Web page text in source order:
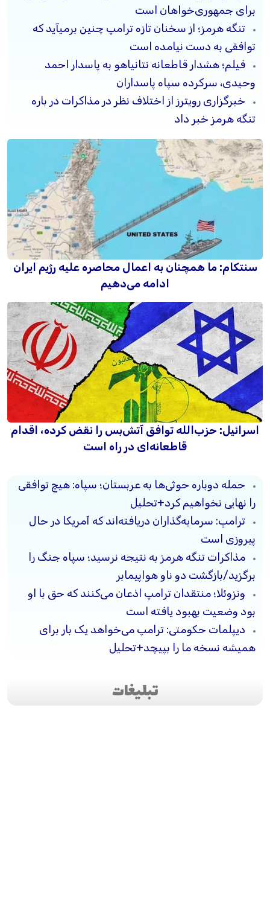
برای جمهوری‌خواهان است
تنگه هرمز؛ از سخنان تازه ترامپ چنین برمیآید که
توافقی به دست نیامده است
فیلم؛ هشدار قاطعانه نتانیاهو به پاسدار احمد
وحیدی، سرکرده سپاه پاسداران
خبرگزاری رویترز از اختلاف نظر در مذاکرات در باره
تنگه هرمز خبر داد
سنتکام: ما همچنان به اعمال محاصره علیه رژیم ایران
ادامه می‌دهیم
اسرائیل: حزب‌الله توافق آتش‌بس را نقض کرده، اقدام
قاطعانه‌ای در راه است
حمله دوباره حوثی‌ها به عربستان؛ سپاه: هیچ توافقی
را نهایی نخواهیم کرد+تحلیل
ترامپ: سرمایه‌گذاران دریافته‌اند که آمریکا در حال
پیروزی است
مذاکرات تنگه هرمز به نتیجه نرسید؛ سپاه جنگ را
برگزید/بازگشت دو ناو هواپیمابر
ونزوئلا؛ منتقدان ترامپ اذعان می‌کنند که حق با او
بود وضعیت بهبود یافته است
دیپلمات حکومتی: ترامپ می‌خواهد یک بار برای
همیشه نسخه ما را بپیچد+تحلیل
تبلیغات